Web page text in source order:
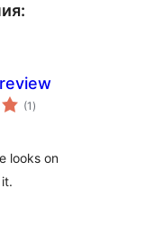
(1 общо
оценки
)
looks on